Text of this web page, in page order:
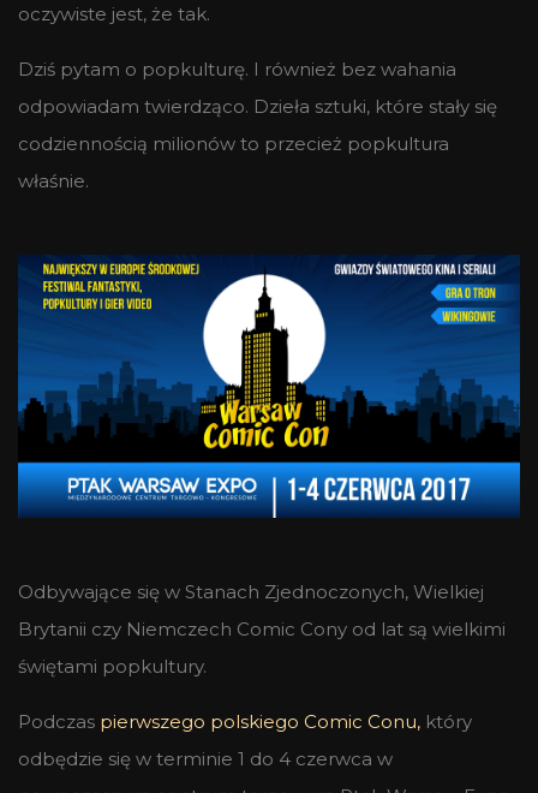
oczywiste jest, że tak.
Dziś pytam o popkulturę. I również bez wahania
odpowiadam twierdząco. Dzieła sztuki, które stały się
codziennością milionów to przecież popkultura
właśnie.
Odbywające się w Stanach Zjednoczonych, Wielkiej
Brytanii czy Niemczech Comic Cony od lat są wielkimi
świętami popkultury.
Podczas pierwszego polskiego Comic Conu, który
odbędzie się w terminie 1 do 4 czerwca w